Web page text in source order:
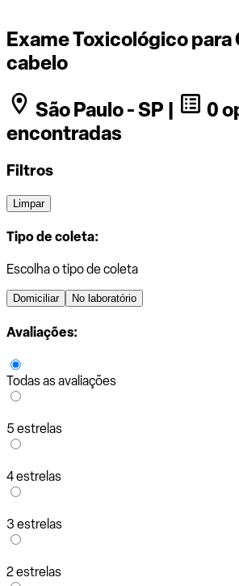
Exame Toxicológico para
cabelo
São Paulo - SP |
0
encontradas
Filtros
Limpar
Tipo de coleta:
Escolha o tipo de coleta
Domiciliar No laboratório
Avaliações:
Todas as avaliações
5 estrelas
4 estrelas
3 estrelas
2 estrelas